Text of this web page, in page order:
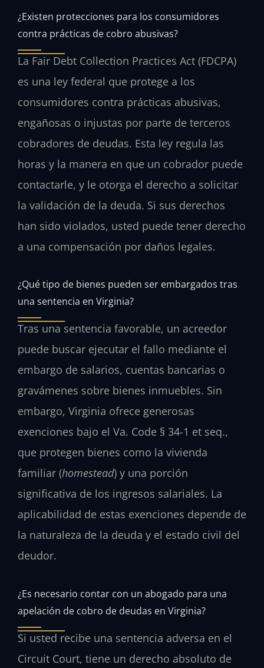
¿Existen protecciones para los consumidores
contra prácticas de cobro abusivas?
La Fair Debt Collection Practices Act (FDCPA)
es una ley federal que protege a los
consumidores contra prácticas abusivas,
engañosas o injustas por parte de terceros
cobradores de deudas. Esta ley regula las
horas y la manera en que un cobrador puede
contactarle, y le otorga el derecho a solicitar
la validación de la deuda. Si sus derechos
han sido violados, usted puede tener derecho
a una compensación por daños legales.
¿Qué tipo de bienes pueden ser embargados tras
una sentencia en Virginia?
Tras una sentencia favorable, un acreedor
puede buscar ejecutar el fallo mediante el
embargo de salarios, cuentas bancarias o
gravámenes sobre bienes inmuebles. Sin
embargo, Virginia ofrece generosas
exenciones bajo el Va. Code § 34-1 et seq.,
que protegen bienes como la vivienda
familiar (homestead) y una porción
significativa de los ingresos salariales. La
aplicabilidad de estas exenciones depende de
la naturaleza de la deuda y el estado civil del
deudor.
¿Es necesario contar con un abogado para una
apelación de cobro de deudas en Virginia?
Si usted recibe una sentencia adversa en el
Circuit Court, tiene un derecho absoluto de